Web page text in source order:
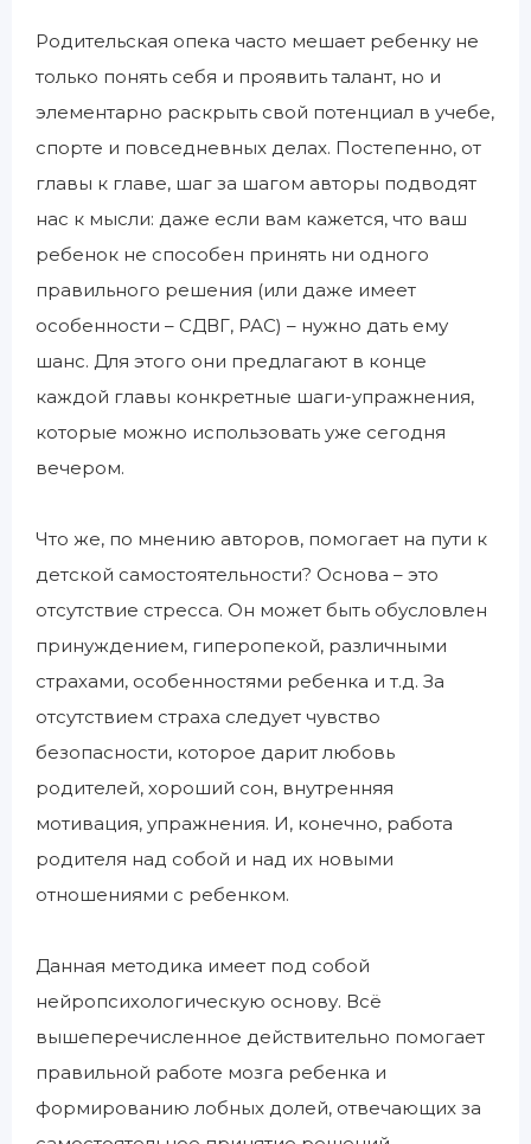
Родительская опека часто мешает ребенку не
только понять себя и проявить талант, но и
элементарно раскрыть свой потенциал в учебе,
спорте и повседневных делах. Постепенно, от
главы к главе, шаг за шагом авторы подводят
нас к мысли: даже если вам кажется, что ваш
ребенок не способен принять ни одного
правильного решения (или даже имеет
особенности – СДВГ, РАС) – нужно дать ему
шанс. Для этого они предлагают в конце
каждой главы конкретные шаги-упражнения,
которые можно использовать уже сегодня
вечером.
Что же, по мнению авторов, помогает на пути к
детской самостоятельности? Основа – это
отсутствие стресса. Он может быть обусловлен
принуждением, гиперопекой, различными
страхами, особенностями ребенка и т.д. За
отсутствием страха следует чувство
безопасности, которое дарит любовь
родителей, хороший сон, внутренняя
мотивация, упражнения. И, конечно, работа
родителя над собой и над их новыми
отношениями с ребенком.
Данная методика имеет под собой
нейропсихологическую основу. Всё
вышеперечисленное действительно помогает
правильной работе мозга ребенка и
формированию лобных долей, отвечающих за